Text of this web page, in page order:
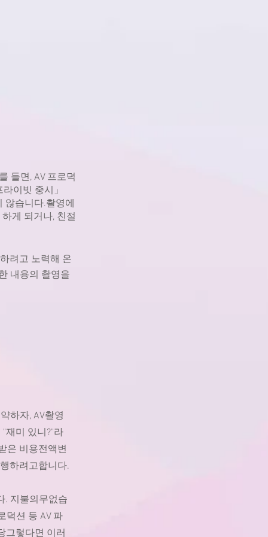
들면, AV 프로덕
이빗 중시」
습니다.촬영에
게 되거나, 친절
려고 노력해 온
내용의 촬영을
하자, AV촬영
재미 있니?"라
은 비용전액변
하려고합니다.
. 지불의무없습
덕션 등 AV 파
그렇다면 이러